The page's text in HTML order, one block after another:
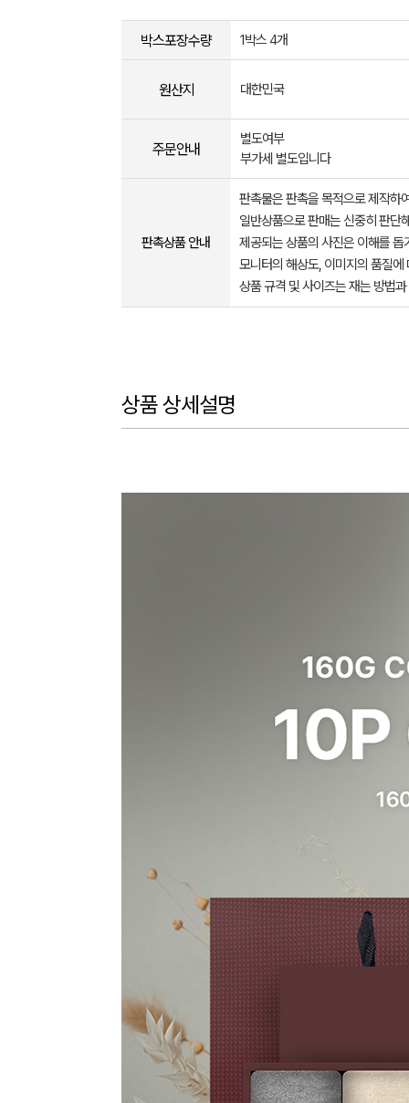
박스포장수량 1박스 4개
원산지 대한민국
주문안내
별도여부
부가세 별도입니다
판촉상품 안내
판촉물은 판촉을 목적으로 제작하
일반상품으로 판매는 신중히 판단
제공되는 상품의 사진은 이해를
모니터의 해상도, 이미지의 품질
상품 규격 및 사이즈는 재는 방법
상품 상세설명